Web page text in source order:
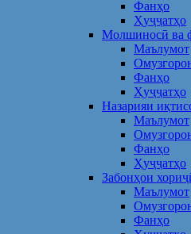
Фанҳо
Ҳуҷҷатҳо
Молшиносӣ ва
Маълумот
Фанҳо
Ҳуҷҷатҳо
Назарияи
Маълумот
Фанҳо
Ҳуҷҷатҳо
Забонҳои
Маълумот
Фанҳо